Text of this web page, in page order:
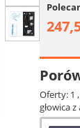
Oferty: 1
głowica z